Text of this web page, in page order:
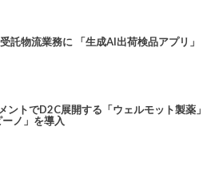
託物流業務に 「生成AI出荷検品アプリ」
ントでD2C展開する「ウェルモット製薬」
ノ」を導入